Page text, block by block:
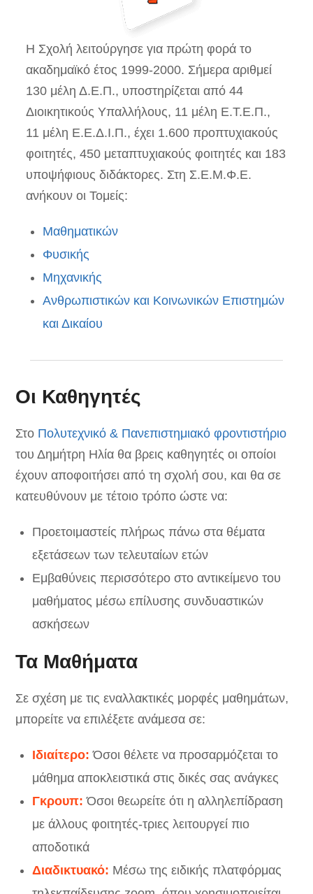
Η Σχολή λειτούργησε για πρώτη φορά το
ακαδημαϊκό έτος 1999-2000. Σήμερα αριθμεί
130 μέλη Δ.Ε.Π., υποστηρίζεται από 44
Διοικητικούς Υπαλλήλους, 11 μέλη Ε.Τ.Ε.Π.,
11 μέλη Ε.Ε.Δ.Ι.Π., έχει 1.600 προπτυχιακούς
φοιτητές, 450 μεταπτυχιακούς φοιτητές και 183
υποψήφιους διδάκτορες. Στη Σ.Ε.Μ.Φ.Ε.
ανήκουν οι Τομείς:
Μαθηματικών
Φυσικής
Μηχανικής
Ανθρωπιστικών και Κοινωνικών Επιστημών
και Δικαίου
Οι Καθηγητές
Στο Πολυτεχνικό & Πανεπιστημιακό φροντιστήριο
του Δημήτρη Ηλία θα βρεις καθηγητές οι οποίοι
έχουν αποφοιτήσει από τη σχολή σου, και θα σε
κατευθύνουν με τέτοιο τρόπο ώστε να:
Προετοιμαστείς πλήρως πάνω στα θέματα
εξετάσεων των τελευταίων ετών
Εμβαθύνεις περισσότερο στο αντικείμενο του
μαθήματος μέσω επίλυσης συνδυαστικών
ασκήσεων
Τα Μαθήματα
Σε σχέση με τις εναλλακτικές μορφές μαθημάτων,
μπορείτε να επιλέξετε ανάμεσα σε:
Ιδιαίτερο: Όσοι θέλετε να προσαρμόζεται το
μάθημα αποκλειστικά στις δικές σας ανάγκες
Γκρουπ: Όσοι θεωρείτε ότι η αλληλεπίδραση
με άλλους φοιτητές-τριες λειτουργεί πιο
αποδοτικά
Διαδικτυακό: Μέσω της ειδικής πλατφόρμας